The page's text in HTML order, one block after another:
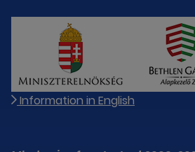
Information in English